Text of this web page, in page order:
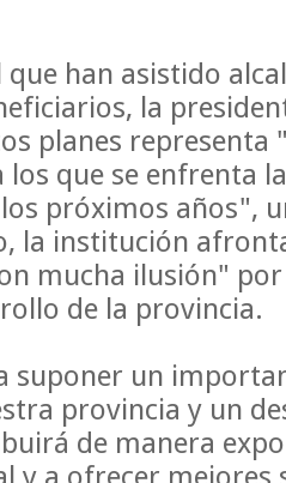
han asistido
la
planes representa
los que se enfrenta
próximos años",
la institución
mucha ilusión"
de la provincia.
suponer un
provincia y un
de manera